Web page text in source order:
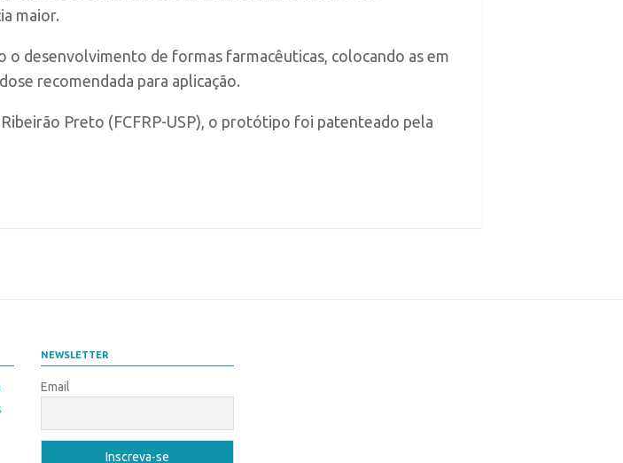
maior.
o desenvolvimento de formas farmacêuticas, colocando as em
recomendada para aplicação.
Preto (FCFRP-USP), o protótipo foi patenteado pela
NEWSLETTER
Email